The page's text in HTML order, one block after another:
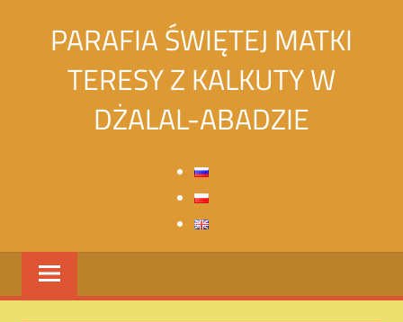
PARAFIA ŚWIĘTEJ MATKI
TERESY Z KALKUTY W
DŻALAL-ABADZIE
в
городе
Джалалабад